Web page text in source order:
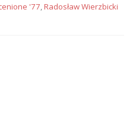
'77,Radosław Wierzbicki